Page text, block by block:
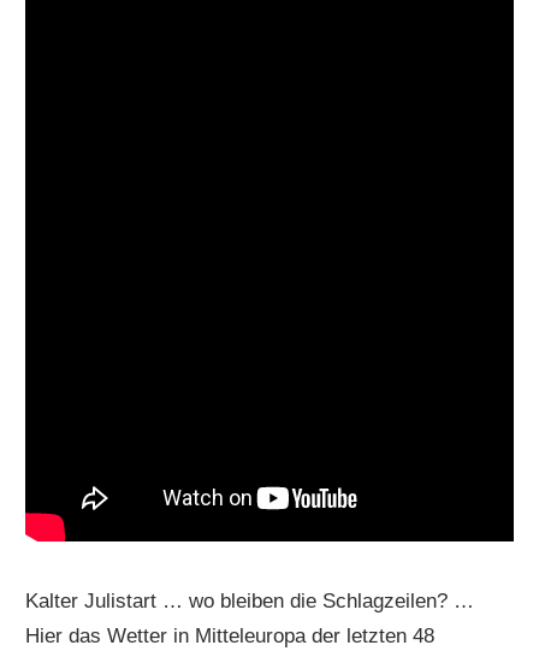
Kalter Julistart … wo bleiben die Schlagzeilen? …
Hier das Wetter in Mitteleuropa der letzten 48